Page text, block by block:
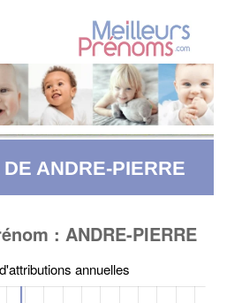
ANDRE-PIERRE